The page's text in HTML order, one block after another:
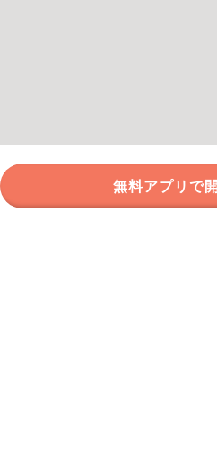
無料アプリで